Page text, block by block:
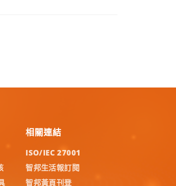
相關連結
ISO/IEC 27001
智邦生活報訂閱
智邦黃頁刊登